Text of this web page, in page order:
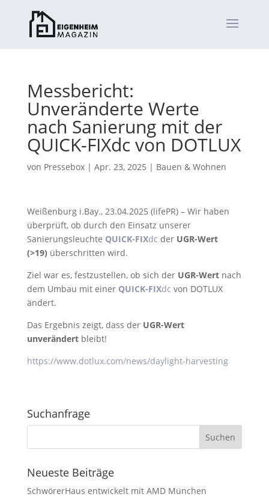
Messbericht:
Unveränderte Werte
nach Sanierung mit der
QUICK-FIXdc von DOTLUX
von Pressebox| Apr. 23, 2025 | Bauen & Wohnen
Weißenburg i.Bay., 23.04.2025 (lifePR) – Wir haben
überprüft, ob durch den Einsatz unserer
Sanierungsleuchte QUICK-FIXdc der UGR-Wert
(>19) überschritten wird.
Ziel war es, festzustellen, ob sich der UGR-Wert nach
dem Umbau mit einer QUICK-FIXdc von DOTLUX
ändert.
Das Ergebnis zeigt, dass der UGR-Wert
unverändertbleibt!
https://www.dotlux.com/news/daylight-harvesting
Suchanfrage
Neueste Beiträge
SchwörerHaus entwickelt mit AMD München